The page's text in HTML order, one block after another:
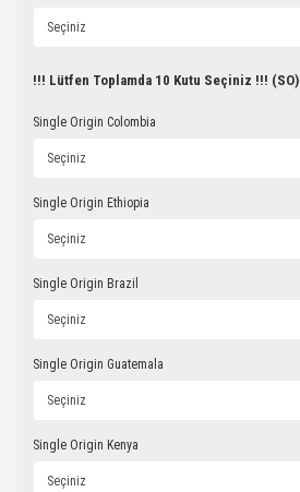
!!! Lütfen Toplamda 10 Kutu Seçiniz !!! (SO)
Single Origin Colombia
Single Origin Ethiopia
Single Origin Brazil
Single Origin Guatemala
Single Origin Kenya